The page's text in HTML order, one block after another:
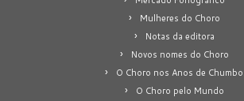
Mulheres do Choro
Notas da editora
Novos nomes do Choro
O Choro nos Anos de Chumbo
O Choro pelo Mundo